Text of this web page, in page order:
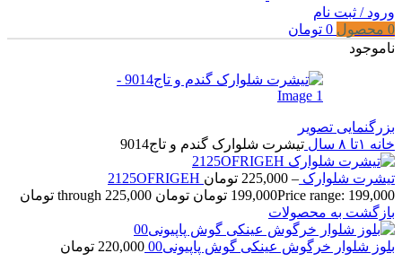
ورود / ثبت نام
0 محصول 0 تومان
ناموجود
بزرگنمایی تصویر
خانه ۱تا ۸ سال تیشرت شلوارک گندم و تاج9014
تیشرت شلوارک 2125OFRIGEH 225,000 تومان
–
199,000 تومان
Price range: 199,000 تومان through 225,000 تومان
بازگشت به محصولات
بلوز شلوار خرگوش عینکی گوش پاپیونی00 220,000 تومان